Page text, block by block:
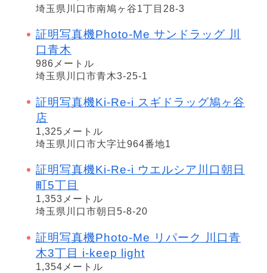
埼玉県川口市南鳩ヶ谷1丁目28-3
証明写真機Photo-Me サンドラッグ 川
口青木
986メートル
埼玉県川口市青木3-25-1
証明写真機Ki-Re-i スギドラッグ鳩ヶ谷
店
1,325メートル
埼玉県川口市大字辻964番地1
証明写真機Ki-Re-i ウエルシア川口朝日
町5丁目
1,353メートル
埼玉県川口市朝日5-8-20
証明写真機Photo-Me リパーク 川口青
木3丁目 i-keep light
1,354メートル